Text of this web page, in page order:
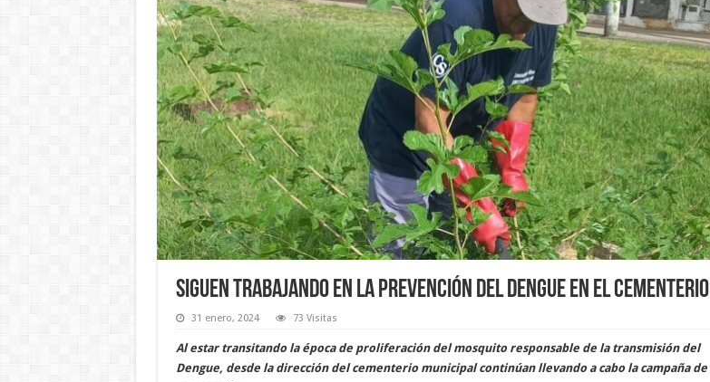
Siguen trabajando en la prevención del dengue en el cementerio
31 enero, 2024 73 Visitas
Al estar transitando la época de proliferación del mosquito responsable de la transmisión del
Dengue, desde la dirección del cementerio municipal continúan llevando a cabo la campaña de